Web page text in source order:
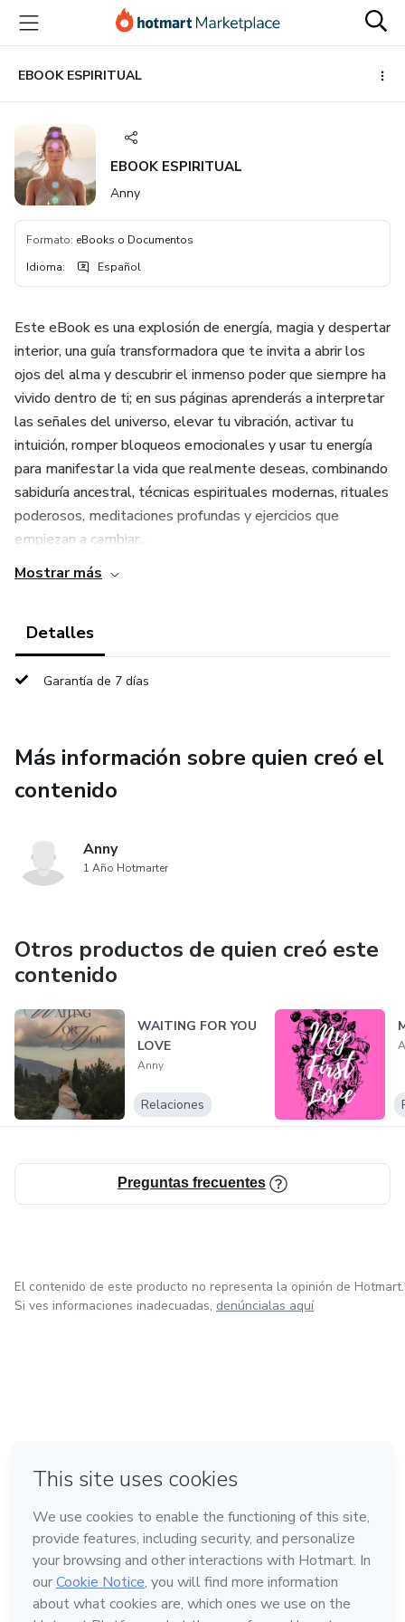
principal
página
de
página
EBOOK ESPIRITUAL
EBOOK ESPIRITUAL
Anny
Formato: eBooks o Documentos
Idioma: Español
Este eBook es una explosión de energía, magia y despertar
interior, una guía transformadora que te invita a abrir los
ojos del alma y descubrir el inmenso poder que siempre ha
vivido dentro de ti; en sus páginas aprenderás a interpretar
las señales del universo, elevar tu vibración, activar tu
intuición, romper bloqueos emocionales y usar tu energía
para manifestar la vida que realmente deseas, combinando
sabiduría ancestral, técnicas espirituales modernas, rituales
poderosos, meditaciones profundas y ejercicios que
empiezan a cambiar...
Mostrar más
Detalles
Garantía de 7 días
Más información sobre quien creó el
contenido
Anny
1 Año Hotmarter
Otros productos de quien creó este
contenido
WAITING FOR YOU
LOVE
Anny
Relaciones
Preguntas frecuentes
El contenido de este producto no representa la opinión de Hotmart.
Si ves informaciones inadecuadas, denúncialas aquí
Hecho con❤ en Belo Horizonte
Conoce Hotmart